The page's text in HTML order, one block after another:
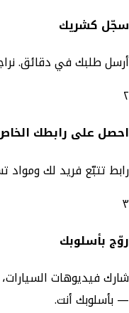
سجّل كشريك
أرسل طلبك في دقائق.
٢
احصل على رابطك
رابط تتبّع فريد لك ومواد
٣
روّج بأسلوبك
شارك فيديوهات
— بأسلوبك أنت.